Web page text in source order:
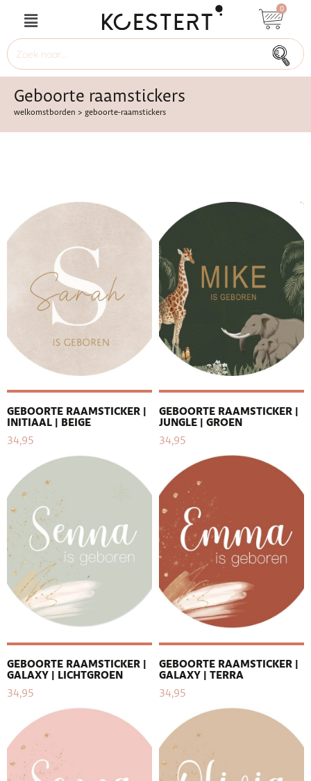
0
Geboorte raamstickers
welkomstborden > geboorte-raamstickers
GEBOORTE RAAMSTICKER |
INITIAAL | BEIGE
34,95
GEBOORTE RAAMSTICKER |
JUNGLE | GROEN
34,95
GEBOORTE RAAMSTICKER |
GALAXY | LICHTGROEN
34,95
GEBOORTE RAAMSTICKER |
GALAXY | TERRA
34,95